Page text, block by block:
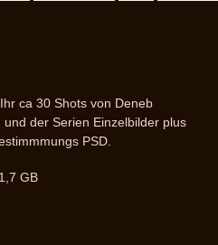
ca 30 Shots von Deneb
der Serien Einzelbilder plus
PSD.
GB